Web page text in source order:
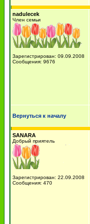
nadulecek
Член семьи
Зарегистрирован: 09.09.2008
Сообщения: 9676
Вернуться к началу
SANARA
Добрый приятель
Зарегистрирован: 22.09.2008
Сообщения: 470